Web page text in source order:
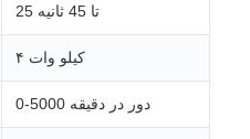
25 تا 45 ثانيه
۴ کیلو وات
0-5000 دور در دقیقه